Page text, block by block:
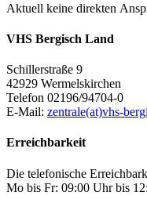
Aktuell keine direkten
VHS Bergisch Land
Schillerstraße 9
42929 Wermelskirchen
Telefon 02196/94704-0
E-Mail: zentrale(at)vhs-
Erreichbarkeit
Die telefonische
Mo bis Fr: 09:00 Uhr bis